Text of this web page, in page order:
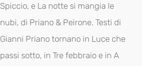
Spiccio, e La notte si mangia le
nubi, di Priano & Peirone. Testi di
Gianni Priano tornano in Luce che
passi sotto, inTre febbraio e inA